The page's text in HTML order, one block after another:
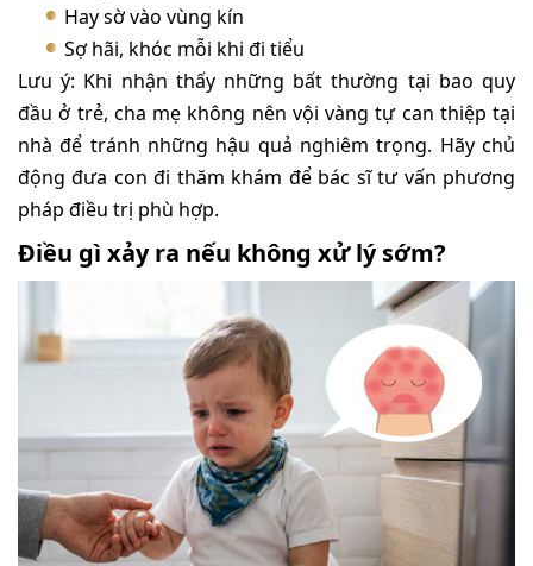
Hay sờ vào vùng kín
Sợ hãi, khóc mỗi khi đi tiểu
Lưu ý: Khi nhận thấy những bất thường tại bao quy
đầu ở trẻ, cha mẹ không nên vội vàng tự can thiệp tại
nhà để tránh những hậu quả nghiêm trọng. Hãy chủ
động đưa con đi thăm khám để bác sĩ tư vấn phương
pháp điều trị phù hợp.
Điều gì xảy ra nếu không xử lý sớm?